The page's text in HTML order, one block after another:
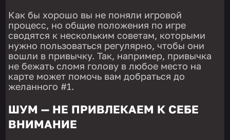
Как бы хорошо вы не поняли игровой
процесс, но общие положения по игре
сводятся к нескольким советам, которыми
нужно пользоваться регулярно, чтобы они
вошли в привычку. Так, например, привычка
не бежать сломя голову в любое место на
карте может помочь вам добраться до
желанного #1.
ШУМ — НЕ ПРИВЛЕКАЕМ К СЕБЕ
ВНИМАНИЕ